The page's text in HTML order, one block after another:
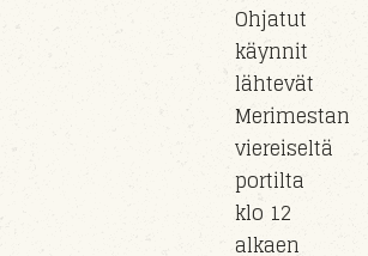
Ohjatut
käynnit
lähtevät
Merimestan
viereiseltä
portilta
klo 12
alkaen